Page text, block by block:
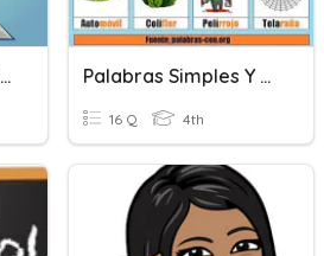
Proposiciones Simples Y Compuestas Palabras Simples Y Compuestas
16 Q 4th